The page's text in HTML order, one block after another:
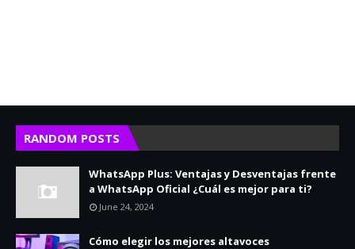
RANDOM POSTS
WhatsApp Plus: Ventajas y Desventajas frente
a WhatsApp Oficial ¿Cuál es mejor para ti?
June 24, 2024
Cómo elegir los mejores altavoces